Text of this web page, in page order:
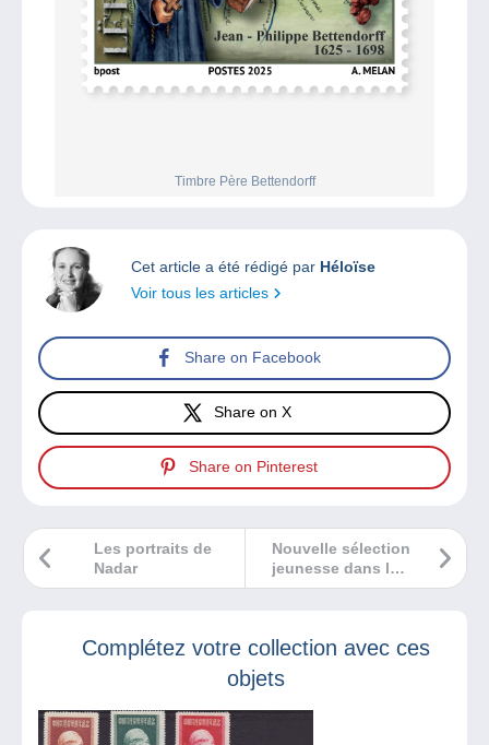
Timbre Père Bettendorff
Cet article a été rédigé par Héloïse
Voir tous les articles
Share on Facebook
Share on X
Share on Pinterest
Nouvelle sélection
jeunesse dans les
Bédélires
Les portraits de
Nadar
Complétez votre collection avec ces
objets